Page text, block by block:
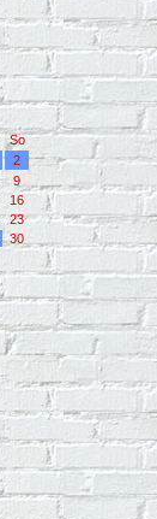
So
2
9
16
23
30